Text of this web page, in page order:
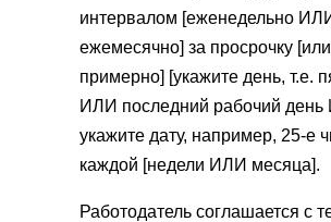
интервалом [еженедельно
ежемесячно] за просрочку [или
примерно] [укажите день, т.е.
ИЛИ последний рабочий день
укажите дату, например, 25-е
каждой [недели ИЛИ месяца].
Работодатель соглашается с